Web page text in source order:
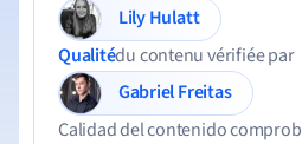
Lily Hulatt
Qualitédu contenu vérifiée par
Gabriel Freitas
Calidad del contenido